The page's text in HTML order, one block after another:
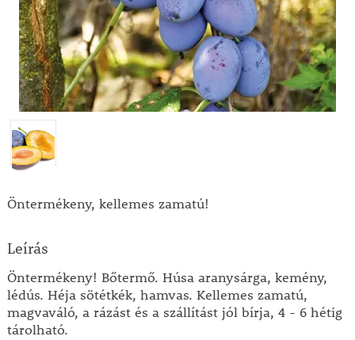
Öntermékeny, kellemes zamatú!
Leírás
Öntermékeny! Bőtermő. Húsa aranysárga, kemény,
lédús. Héja sötétkék, hamvas. Kellemes zamatú,
magvaváló, a rázást és a szállítást jól bírja, 4 - 6 hétig
tárolható.